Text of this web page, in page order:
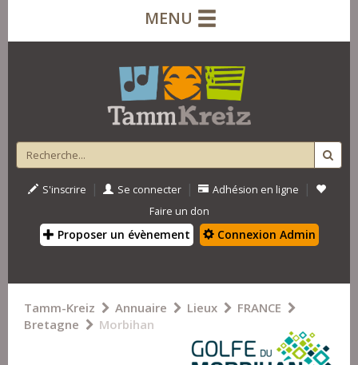
MENU
S'inscrire | Se connecter | Adhésion en ligne |
Faire un don
Proposer un évènement Connexion Admin
Tamm-Kreiz Annuaire Lieux
FRANCE
Bretagne
Morbihan